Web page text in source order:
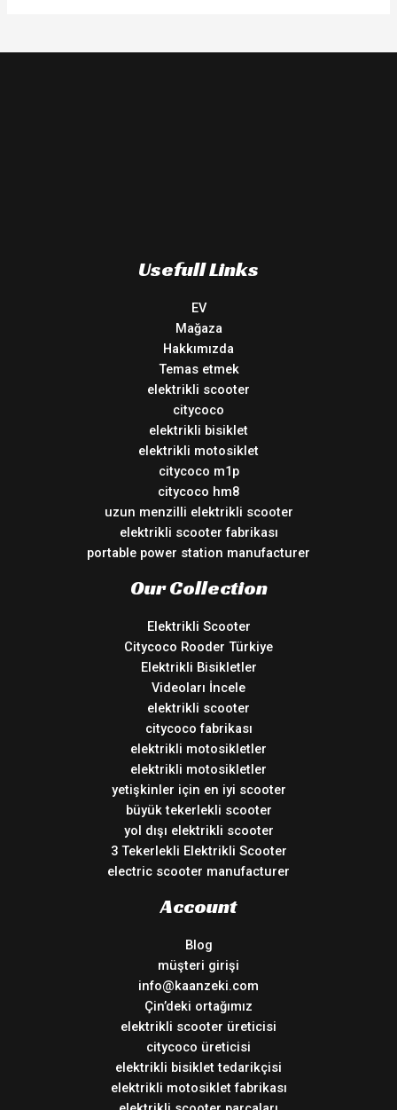
Usefull Links
EV
Mağaza
Hakkımızda
Temas etmek
elektrikli scooter
citycoco
elektrikli bisiklet
elektrikli motosiklet
citycoco m1p
citycoco hm8
uzun menzilli elektrikli scooter
elektrikli scooter fabrikası
portable power station manufacturer
Our Collection
Elektrikli Scooter
Citycoco Rooder Türkiye
Elektrikli Bisikletler
Videoları İncele
elektrikli scooter
citycoco fabrikası
elektrikli motosikletler
elektrikli motosikletler
yetişkinler için en iyi scooter
büyük tekerlekli scooter
yol dışı elektrikli scooter
3 Tekerlekli Elektrikli Scooter
electric scooter manufacturer
Account
Blog
müşteri girişi
info@kaanzeki.com
Çin’deki ortağımız
elektrikli scooter üreticisi
citycoco üreticisi
elektrikli bisiklet tedarikçisi
elektrikli motosiklet fabrikası